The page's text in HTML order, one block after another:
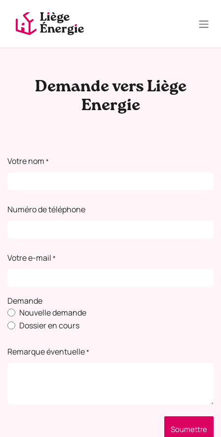
Demande vers Liège
Energie
Votre nom *
Numéro de téléphone
Votre e-mail *
Demande
Nouvelle demande
Dossier en cours
Remarque éventuelle*
Soumettre